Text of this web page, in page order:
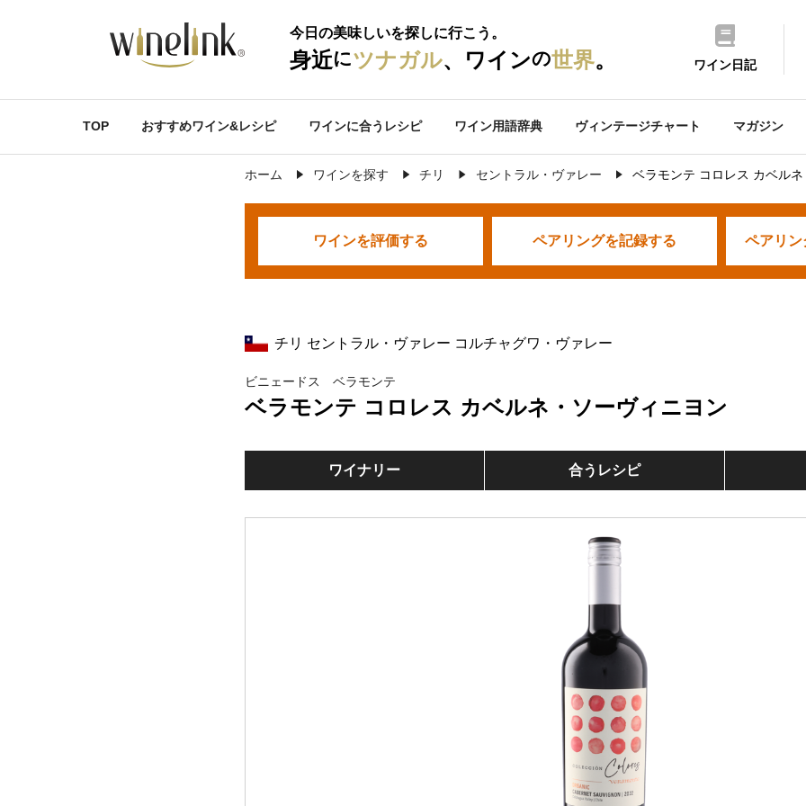
今日の美味しいを探しに行こう。
身近にツナガル、ワインの世界。 ワイン日記
TOP おすすめワイン&レシピ ワインに合うレシピ ワイン用語辞典 ヴィンテージチャート マガジン
ホーム ワインを探す チリ セントラル・ヴァレー ベラモンテ コロレス カベル
ワインを評価する ペアリングを記録する ペアリン
チリ セントラル・ヴァレー コルチャグワ・ヴァレー
ビニェードス ベラモンテ
ベラモンテ コロレス カベルネ・ソーヴィニヨン
ワイナリー 合うレシピ